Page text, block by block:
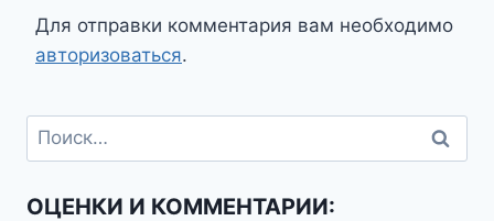
Для отправки комментария вам необходимо
авторизоваться.
Найти:
ОЦЕНКИ И КОММЕНТАРИИ: